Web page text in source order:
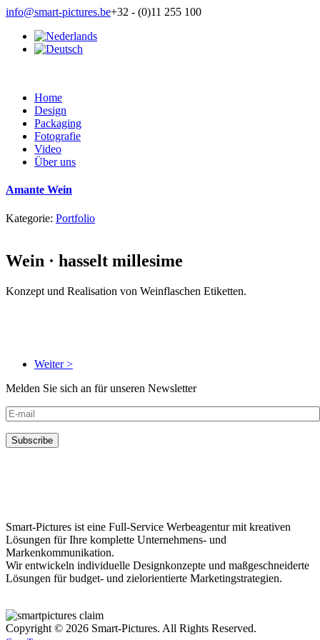
info@smart-pictures.be+32 - (0)11 255 100
Home
Design
Packaging
Fotografie
Video
Über uns
Amante Wein
Kategorie: Portfolio
Wein · hasselt millesime
Konzept und Realisation von Weinflaschen Etiketten.
Weiter >
Melden Sie sich an für unseren Newsletter
Smart-Pictures ist eine Full-Service Werbeagentur mit kreativen
Lösungen für Ihre komplette Unternehmens- und
Markenkommunikation.
Wir entwickeln individuelle Designkonzepte und maßgeschneiderte
Lösungen für budget- und zielorientierte Marketingstrategien.
Copyright © 2026 Smart-Pictures. All Rights Reserved.